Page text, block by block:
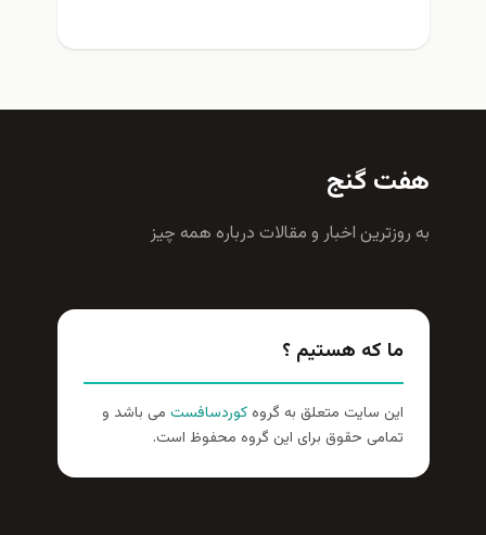
هفت گنج
به روزترين اخبار و مقالات درباره همه چيز
ما که هستیم ؟
این سایت متعلق به گروهکوردسافست می باشد و
تمامی حقوق برای این گروه محفوظ است.